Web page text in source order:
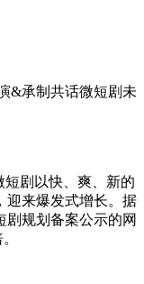
&承制共话微短剧未
短剧以快、爽、新的
迎来爆发式增长。据
规划备案公示的网